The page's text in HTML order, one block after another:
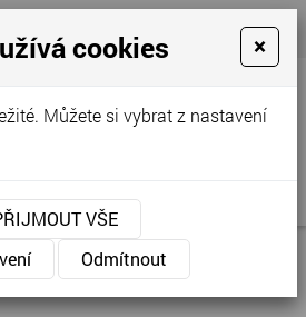
cvstop@tiscali.cz
»Kanalizace -
vnitřní»HT potrubí»
cookies ×
Můžete si vybrat z nastavení
VŠE
Odmítnout